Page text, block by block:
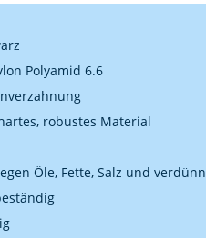
Polyamid 6.6
robustes Material
Öle, Fette, Salz und